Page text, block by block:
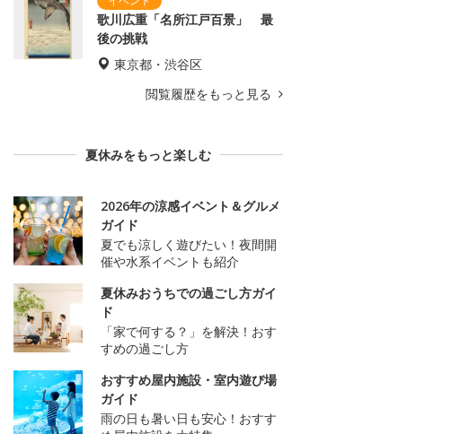
歌川広重「名所江戸百景」 最
後の挑戦
東京都・渋谷区
閲覧履歴をもっと見る
夏休みをもっと楽しむ
2026年の涼感イベント＆グルメ
ガイド
夏でも涼しく遊びたい！夜間開
催や水系イベントも紹介
夏休みおうちでの過ごし方ガイ
ド
「家で何する？」を解決！おす
すめの過ごし方
おすすめ屋内施設・室内遊び場
ガイド
雨の日も暑い日も安心！おすす